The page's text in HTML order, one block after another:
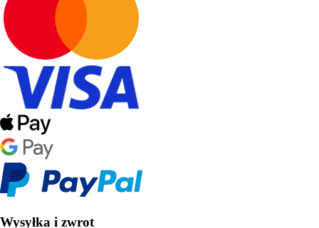
Wysyłka i zwrot